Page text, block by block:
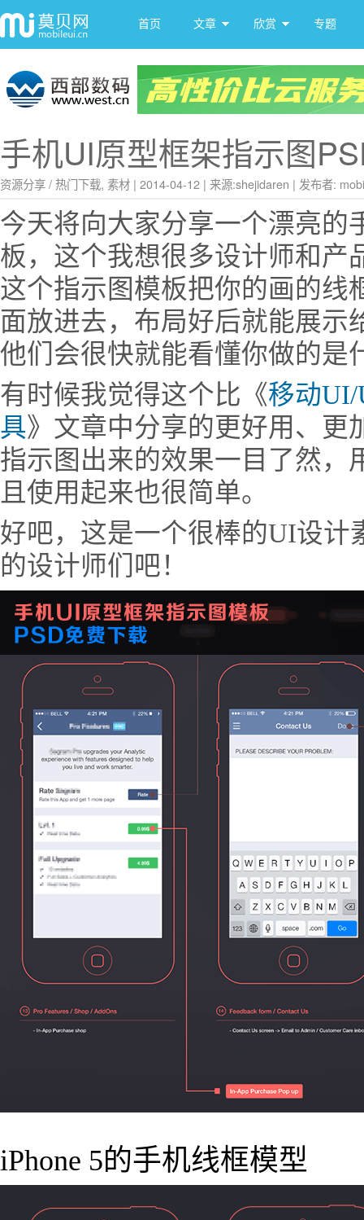
首页 文章 欣赏 专题
手机UI原型框架指示图
资源分享/ 热门下载, 素材 | 2014-04-12 | 来源:shejidaren | 发布者:
今天将向大家分享一个漂亮的
板，这个我想很多设计师和产
这个指示图模板把你的画的线
面放进去，布局好后就能展示
他们会很快就能看懂你做的是
有时候我觉得这个比《移动
具》文章中分享的更好用、更
指示图出来的效果一目了然，
且使用起来也很简单。
好吧，这是一个很棒的UI设计
的设计师们吧！
iPhone 5的手机线框模型